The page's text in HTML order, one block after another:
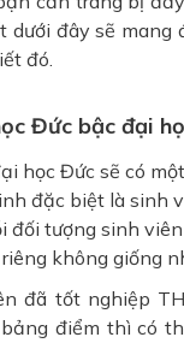
dưới đây sẽ mang
đó.
Đức bậc đại
học Đức sẽ có
đặc biệt là sinh
đối tượng sinh
không giống
đã tốt nghiệp
điểm thì có